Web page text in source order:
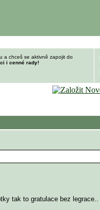
a chceš se aktivně zapojit do
i cenné rady!
tak to gratulace bez legrace..